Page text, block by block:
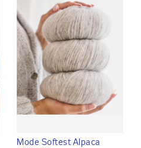
Mode Softest Alpaca